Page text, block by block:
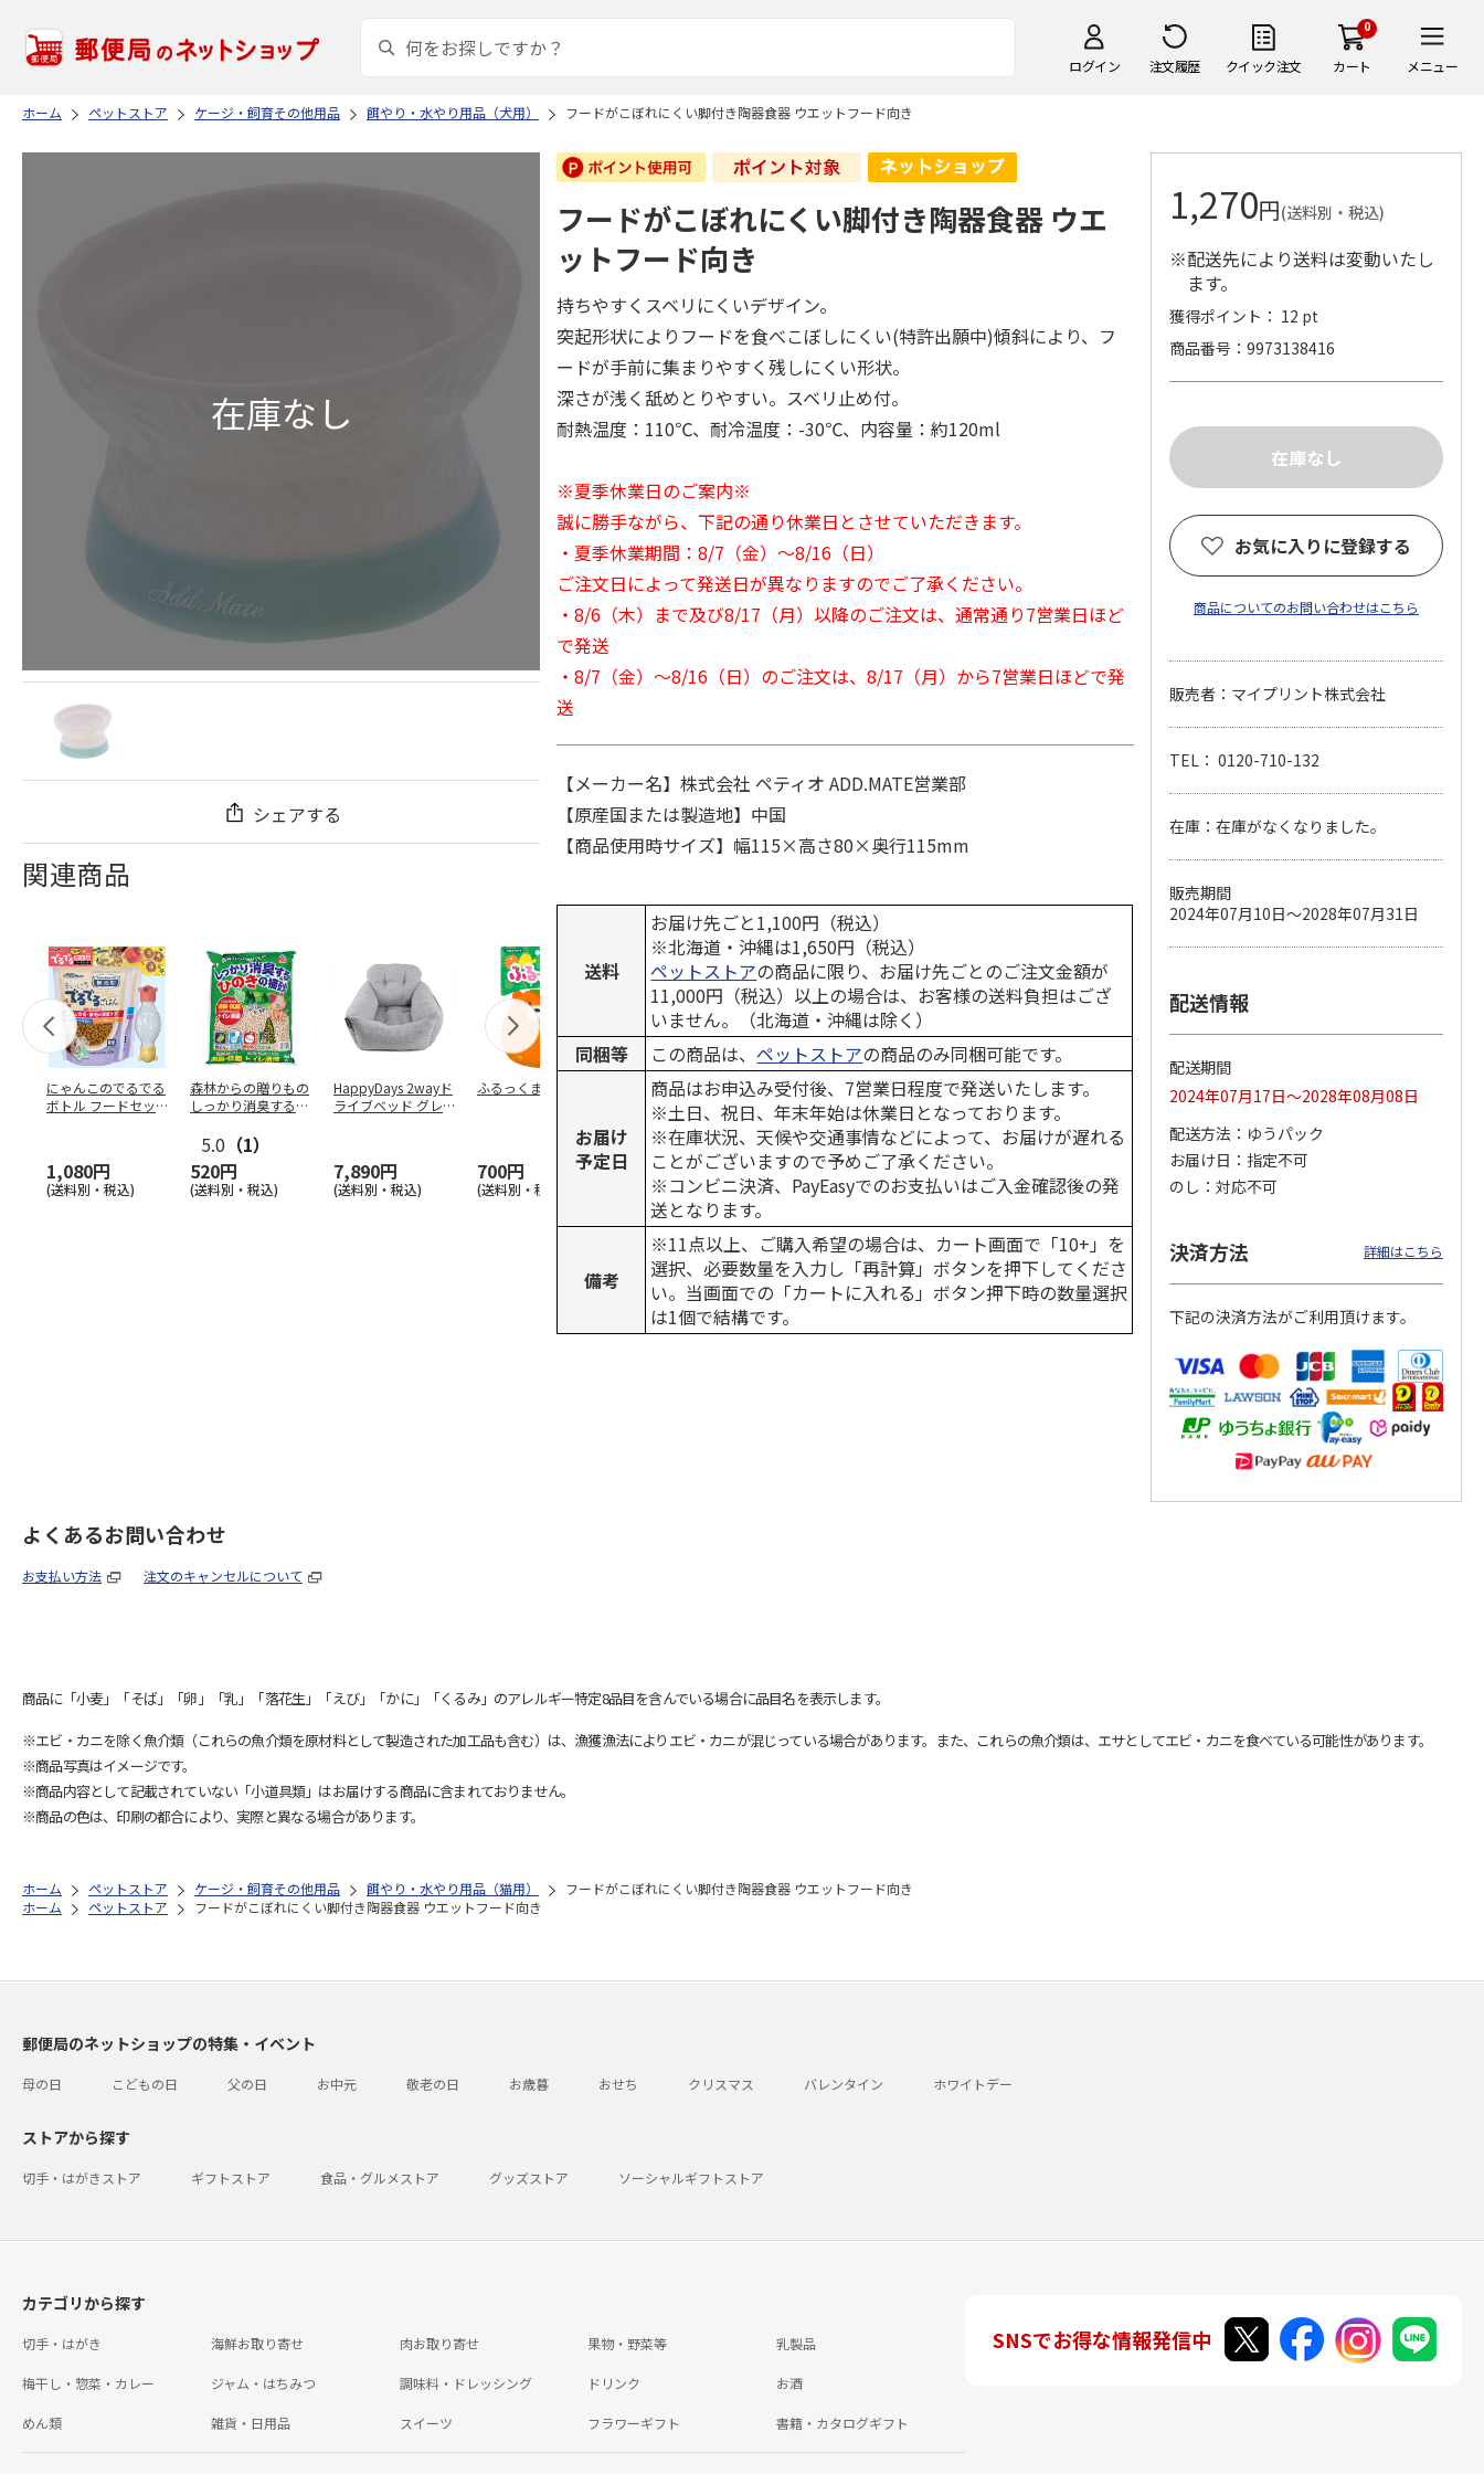
ログイン 注文履歴 クイック注文
0
カート メニュー
ホーム ペットストア ケージ・飼育その他用品 餌やり・水やり用品（犬用） フードがこぼれにくい脚付き陶器食器 ウエットフード向き
シェアする
関連商品
にゃんこのでるでる
ボトル フードセッ
1,080円
(送料別・税込)
森林からの贈りもの
しっかり消臭するひ
5.0 （1）
520円
(送料別・税込)
HappyDays 2wayド
ライブベッド グレ
7,890円
(送料別・税込)
ふるっくま みかん
700円
(送料別・税込)
デオトイレ 飛び散
らない消臭・抗菌サ
ンド 4L
1,320円
(送料別・税込)
獣医師開発 ニオイ
をとる砂専用 猫ト
イレ ナチュラルグ
レー
1,550円
(送料別・税込)
無添加良品 カムカ
ムデンタルコーン
ぐるぐるボーン型 S
…
470円
(送料別・税込)
銀のスプーン パウ
チ 健康に育つ子ね
こ用 まぐろ・かつ
おに…
120円
(送料別・税込)
ペット線香 虹のか
なた フルーティフ
ローラルの香り
590円
(送料別・税込)
CIAO 香り立つクラ
ンキー ちゅ～る和
フードがこぼれにくい脚付き陶器食器 ウエ
ットフード向き
持ちやすくスベリにくいデザイン。
突起形状によりフードを食べこぼしにくい(特許出願中)傾斜により、フ
ードが手前に集まりやすく残しにくい形状。
深さが浅く舐めとりやすい。スベリ止め付。
耐熱温度：110℃、耐冷温度：-30℃、内容量：約120ml
※夏季休業日のご案内※
誠に勝手ながら、下記の通り休業日とさせていただきます。
・夏季休業期間：8/7（金）～8/16（日）
ご注文日によって発送日が異なりますのでご了承ください。
・8/6（木）まで及び8/17（月）以降のご注文は、通常通り7営業日ほど
で発送
・8/7（金）～8/16（日）のご注文は、8/17（月）から7営業日ほどで発
送
【メーカー名】株式会社 ペティオ ADD.MATE営業部
【原産国または製造地】中国
【商品使用時サイズ】幅115×高さ80×奥行115mm
送料
お届け先ごと1,100円（税込）
※北海道・沖縄は1,650円（税込）
ペットストアの商品に限り、お届け先ごとのご注文金額が
11,000円（税込）以上の場合は、お客様の送料負担はござ
いません。（北海道・沖縄は除く）
同梱等
この商品は、ペットストアの商品のみ同梱可能です。
お届け
予定日
商品はお申込み受付後、7営業日程度で発送いたします。
※土日、祝日、年末年始は休業日となっております。
※在庫状況、天候や交通事情などによって、お届けが遅れる
ことがございますので予めご了承ください。
※コンビニ決済、PayEasyでのお支払いはご入金確認後の発
送となります。
備考
※11点以上、ご購入希望の場合は、カート画面で「10+」を
選択、必要数量を入力し「再計算」ボタンを押下してくださ
い。当画面での「カートに入れる」ボタン押下時の数量選択
は1個で結構です。
1,270円(送料別・税込)
※配送先により送料は変動いたし
ます。
獲得ポイント： 12 pt
商品番号
9973138416
お気に入りに登録する
商品についてのお問い合わせはこちら
販売者：マイプリント株式会社
TEL： 0120-710-132
在庫：在庫がなくなりました。
販売期間
2024年07月10日～2028年07月31日
配送情報
配送期間
2024年07月17日～2028年08月08日
配送方法
ゆうパック
お届け日
指定不可
のし
対応不可
決済方法 詳細はこちら
下記の決済方法がご利用頂けます。
よくあるお問い合わせ
お支払い方法 注文のキャンセルについて
商品に「小麦」「そば」「卵」「乳」「落花生」「えび」「かに」「くるみ」のアレルギー特定8品目を含んでいる場合に品目名を表示します。
※エビ・カニを除く魚介類（これらの魚介類を原材料として製造された加工品も含む）は、漁獲漁法によりエビ・カニが混じっている場合があります。また、これらの魚介類は、エサとしてエビ・カニを食べている可能性があります。
※商品写真はイメージです。
※商品内容として記載されていない「小道具類」はお届けする商品に含まれておりません。
※商品の色は、印刷の都合により、実際と異なる場合があります。
ホーム ペットストア ケージ・飼育その他用品 餌やり・水やり用品（猫用）
フードがこぼれにくい脚付き陶器食器 ウエットフード向き
ホーム
ペットストア フードがこぼれにくい脚付き陶器食器 ウエットフード向き
郵便局のネットショップの特集・イベント
母の日 こどもの日 父の日 お中元 敬老の日 お歳暮 おせち クリスマス バレンタイン ホワイトデー
ストアから探す
切手・はがきストア ギフトストア 食品・グルメストア グッズストア ソーシャルギフトストア
カテゴリから探す
切手・はがき 海鮮お取り寄せ 肉お取り寄せ 果物・野菜等 乳製品
梅干し・惣菜・カレー ジャム・はちみつ 調味料・ドレッシング ドリンク お酒
めん類 雑貨・日用品 スイーツ フラワーギフト 書籍・カタログギフト
SNSでお得な情報発信中